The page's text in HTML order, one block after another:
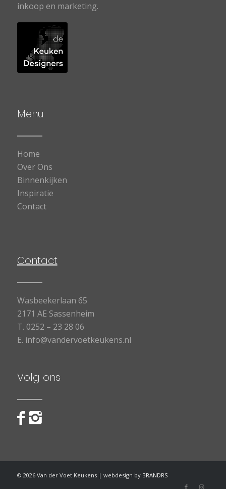
inkoop en marketing.
Menu
Home
Over Ons
Binnenkijken
Inspiratie
Contact
Contact
Wasbeekerlaan 65
2171 AE Sassenheim
T. 0252 – 23 28 06
E. info@vandervoetkeukens.nl
Volg ons
© 2026Van der Voet Keukens | webdesign by BRANDRS